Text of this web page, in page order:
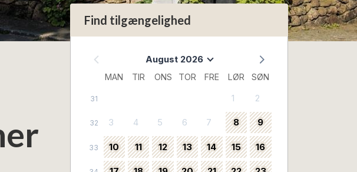
Find tilgængelighed
August 2026
MAN TIR ONS TOR FRE LØR SØN
31 1 2
32 3 4 5 6 7 8 9
33 10 11 12 13 14 15 16